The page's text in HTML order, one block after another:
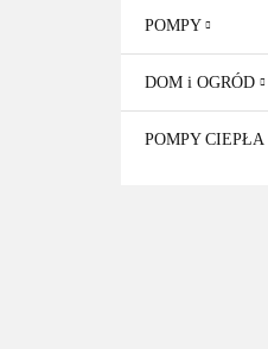
POMPY
DOM i OGRÓD
POMPY CIEPŁA